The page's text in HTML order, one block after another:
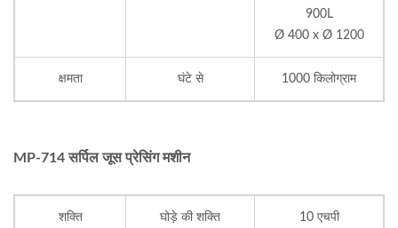
900L
Ø 400 x Ø 1200
क्षमता घंटे से 1000 किलोग्राम
MP-714 सर्पिल जूस प्रेसिंग मशीन
शक्ति घोड़े की शक्ति 10 एचपी